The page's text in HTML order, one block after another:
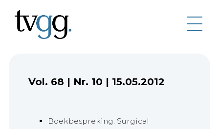
Vol. 68 | Nr. 10 | 15.05.2012
Boekbespreking: Surgical